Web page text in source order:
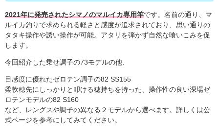
2021年に発売されたシマノのマルイカ専用竿です。名前の通り、マ
ルイカ釣りで求められる軽さと感度が追求されており、思い通りの
タタキ操作や誘い操作が可能。アタリを弾かず自然な喰いこみを促
します。
今回紹介した乗せ調子の73モデルの他、
目感度に優れたゼロテン調子の82 SS155
柔軟穂先にしっかりと叩ける穂持ちを持った、操作性の良い深場ゼ
ロテンモデルの82 S160
など、
レングスや調子の異なる２モデルから選べます。詳しくは公
式ページを参考にしてみてください。